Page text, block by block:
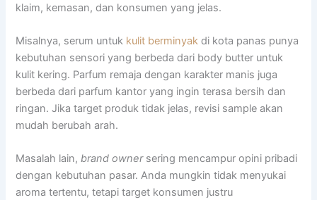
klaim, kemasan, dan konsumen yang jelas.
Misalnya, serum untuk kulit berminyak di kota panas punya
kebutuhan sensori yang berbeda dari body butter untuk
kulit kering. Parfum remaja dengan karakter manis juga
berbeda dari parfum kantor yang ingin terasa bersih dan
ringan. Jika target produk tidak jelas, revisi sample akan
mudah berubah arah.
Masalah lain,brand ownersering mencampur opini pribadi
dengan kebutuhan pasar. Anda mungkin tidak menyukai
aroma tertentu, tetapi target konsumen justru